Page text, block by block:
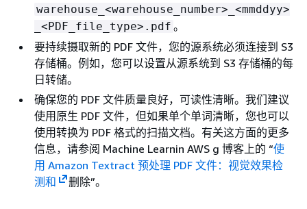
warehouse_<warehouse_number>_<mmddyy>
_<PDF_file_type>.pdf 。
要持续摄取新的 PDF 文件，您的源系统必须连接到 S3
存储桶。例如，您可以设置从源系统到 S3 存储桶的每
日转储。
确保您的 PDF 文件质量良好，可读性清晰。我们建议
使用原生 PDF 文件，但如果单个单词清晰，您也可以
使用转换为 PDF 格式的扫描文档。有关这方面的更多
信息，请参阅 Machine Learnin AWS g 博客上的 “使
用 Amazon Textract 预处理 PDF 文件：视觉效果检
测和
删除”。